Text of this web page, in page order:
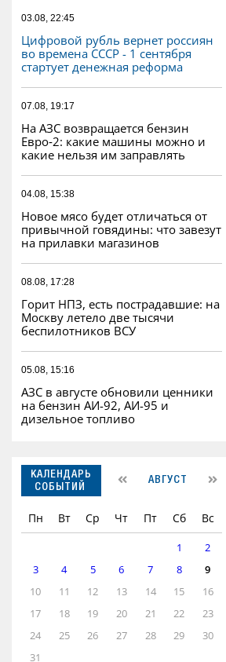
03.08, 22:45
Цифровой рубль вернет россиян
во времена СССР - 1 сентября
стартует денежная реформа
07.08, 19:17
На АЗС возвращается бензин
Евро‑2: какие машины можно и
какие нельзя им заправлять
04.08, 15:38
Новое мясо будет отличаться от
привычной говядины: что завезут
на прилавки магазинов
08.08, 17:28
Горит НПЗ, есть пострадавшие: на
Москву летело две тысячи
беспилотников ВСУ
05.08, 15:16
АЗС в августе обновили ценники
на бензин АИ-92, АИ-95 и
дизельное топливо
КАЛЕНДАРЬ
СОБЫТИЙ
АВГУСТ
Пн Вт Ср Чт Пт Сб Вс
1
2
3
4 5 6 7 8
9
10
11 12 13 14 15
16
17
18 19 20 21 22
23
24
25 26 27 28 29
30
31